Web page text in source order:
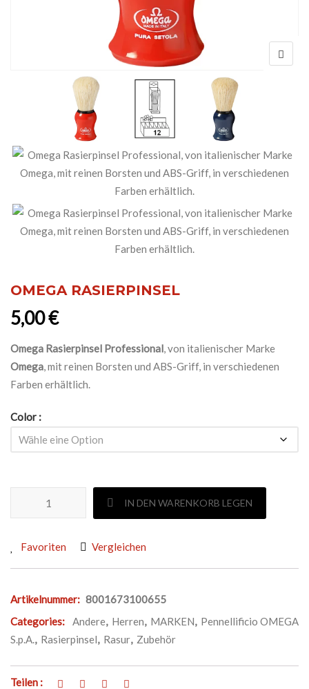
OMEGA RASIERPINSEL
5,00€
Omega Rasierpinsel Professional, von italienischer Marke
Omega, mit reinen Borsten und ABS-Griff, in verschiedenen
Farben erhältlich.
Color
OMEGA RASIERPINSEL Menge
IN DEN WARENKORB LEGEN
Favoriten Vergleichen
Artikelnummer: 8001673100655
Categories:
Andere, Herren, MARKEN, Pennellificio OMEGA
S.p.A., Rasierpinsel, Rasur, Zubehör
Teilen :